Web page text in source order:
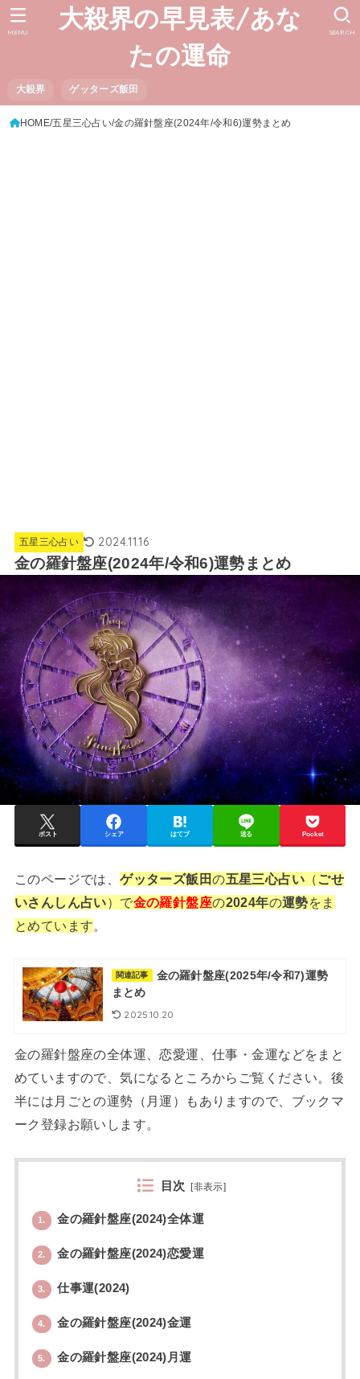
大殺界の早見表/あな
たの運命
大殺界 ゲッターズ飯田
SEARCH
MENU
HOME 五星三心占い 金の羅針盤座(2024年/令和6)運勢まとめ
五星三心占い 2024.11.16
金の羅針盤座(2024年/令和6)運勢まとめ
ポスト シェア はてブ 送る Pocket
このページでは、ゲッターズ飯田の五星三心占い （ ごせ
いさんしん占い）で金の羅針盤座の2024年の運勢をま
とめています。
関連記事
金の羅針盤座(2025年/令和7)運勢
まとめ
2025.10.20
金の羅針盤座の全体運、恋愛運、仕事・金運などをまと
めていますので、気になるところからご覧ください。後
半には月ごとの運勢（月運）もありますので、ブックマ
ーク登録お願いします。
目次 [非表示]
1. 金の羅針盤座(2024)全体運
2. 金の羅針盤座(2024)恋愛運
3. 仕事運(2024)
4. 金の羅針盤座(2024)金運
5. 金の羅針盤座(2024)月運